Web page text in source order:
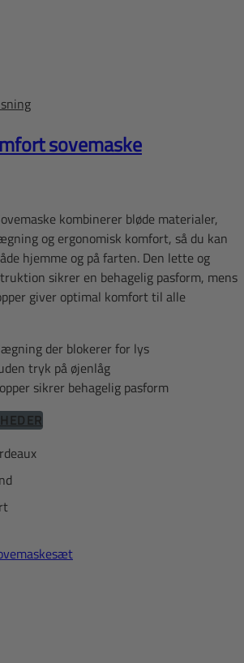
sovemaske
kombinerer bløde materialer,
og ergonomisk komfort, så du kan
hjemme og på farten. Den lette og
sikrer en behagelig pasform, mens
giver optimal komfort til alle
der blokerer for lys
tryk på øjenlåg
sikrer behagelig pasform
Dette
vælges